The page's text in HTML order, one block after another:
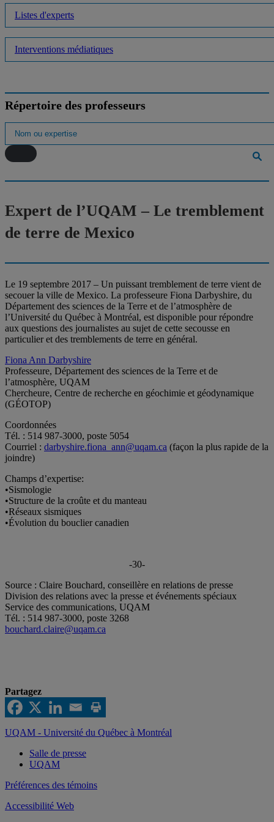
Listes d'experts
Interventions médiatiques
Répertoire des professeurs
Expert de l’UQAM – Le tremblement
de terre de Mexico
Le 19 septembre 2017 – Un puissant tremblement de terre vient de
secouer la ville de Mexico. La professeure Fiona Darbyshire, du
Département des sciences de la Terre et de l’atmosphère de
l’Université du Québec à Montréal, est disponible pour répondre
aux questions des journalistes au sujet de cette secousse en
particulier et des tremblements de terre en général.
Fiona Ann Darbyshire
Professeure, Département des sciences de la Terre et de
l’atmosphère, UQAM
Chercheure, Centre de recherche en géochimie et géodynamique
(GÉOTOP)
Coordonnées
Tél. : 514 987-3000, poste 5054
Courriel : darbyshire.fiona_ann@uqam.ca (façon la plus rapide de la
joindre)
Champs d’expertise:
•Sismologie
•Structure de la croûte et du manteau
•Réseaux sismiques
•Évolution du bouclier canadien
-30-
Source : Claire Bouchard, conseillère en relations de presse
Division des relations avec la presse et événements spéciaux
Service des communications, UQAM
Tél. : 514 987-3000, poste 3268
bouchard.claire@uqam.ca
Partagez
UQAM - Université du Québec à Montréal
Salle de presse
UQAM
Préférences des témoins
Accessibilité Web